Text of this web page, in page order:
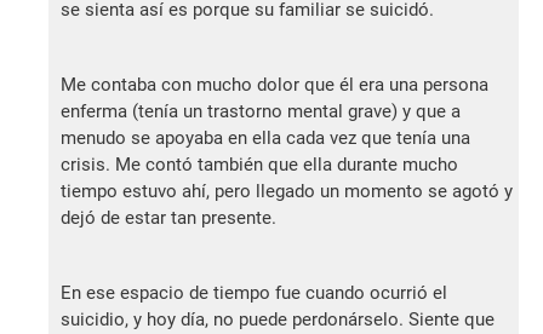
se sienta así es porque su familiar se suicidó.
Me contaba con mucho dolor que él era una persona
enferma (tenía un trastorno mental grave) y que a
menudo se apoyaba en ella cada vez que tenía una
crisis. Me contó también que ella durante mucho
tiempo estuvo ahí, pero llegado un momento se agotó y
dejó de estar tan presente.
En ese espacio de tiempo fue cuando ocurrió el
suicidio, y hoy día, no puede perdonárselo. Siente que